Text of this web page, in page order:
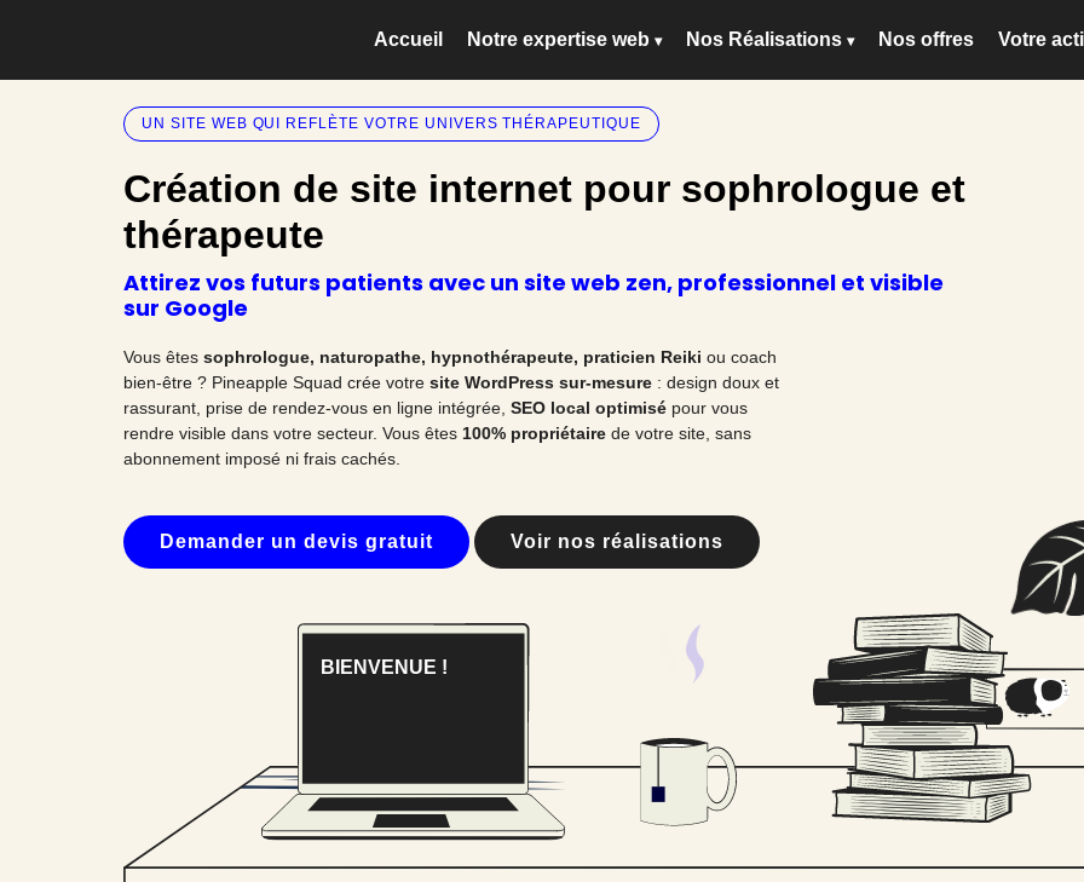
Accueil Notre expertise web Nos Réalisations Nos offres Votre
UN SITE WEB QUI REFLÈTE VOTRE UNIVERS THÉRAPEUTIQUE
Création de site internet pour sophrologue et
thérapeute
Attirez vos futurs patients avec un site web zen, professionnel et visible
sur Google
Vous êtes sophrologue, naturopathe, hypnothérapeute, praticien Reiki ou coach
bien-être ? Pineapple Squad crée votre site WordPress sur-mesure : design doux et
rassurant, prise de rendez-vous en ligne intégrée, SEO local optimisé pour vous
rendre visible dans votre secteur. Vous êtes 100% propriétaire de votre site, sans
abonnement imposé ni frais cachés.
Demander un devis gratuit Voir nos réalisations
B​I​E​N​V​E​N​U​E !